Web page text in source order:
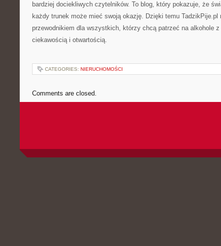
bardziej dociekliwych czytelników. To blog, który pokazuje, że
każdy trunek może mieć swoją okazję. Dzięki temu
przewodnikiem dla wszystkich, którzy chcą patrzeć na alkohole
ciekawością i otwartością.
CATEGORIES: NIERUCHOMOŚCI
Comments are closed.